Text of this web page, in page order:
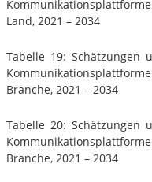
Land, 2021 – 2034
Tabelle 19: Schätzungen
Branche, 2021 – 2034
Tabelle 20: Schätzungen
Branche, 2021 – 2034